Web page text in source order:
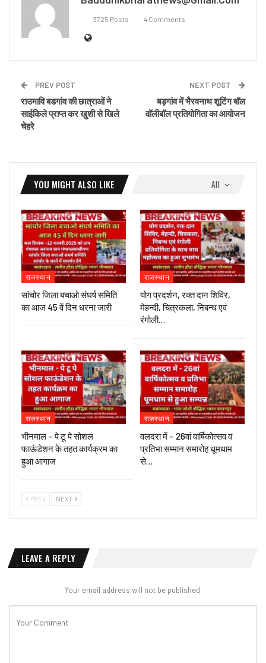
3725 Posts 4 Comments
PREV POST
राउमावि बडगांव की छात्राओं ने
साईकिले प्राप्त कर खुशी से खिले
चेहरे
NEXT POST
बड़गांव में भैरवनाथ शूटिंग बॉल
वॉलीबॉल प्रतियोगिता का आयोजन
All
YOU MIGHT ALSO LIKE
राजस्थान
सांचोर जिला बचाओ संघर्ष समिति
का आज 45 वें दिन धरना जारी
राजस्थान
योग प्रदर्शन, रक्त दान शिविर,
मेहन्दी, चित्रकला, निबन्ध एवं
रंगोली…
राजस्थान
भीनमाल – पे टू पे सोशल
फाऊंडेशन के तहत कार्यक्रम का
हुआ आगाज
राजस्थान
वलदरा में – 26वां वार्षिकोत्सव व
प्रतिभा सम्मान समारोह धूमधाम
से…
PREV NEXT
LEAVE A REPLY
Your email address will not be published.